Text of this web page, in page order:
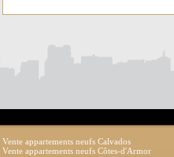
Vente appartements neufs Calvados
Vente appartements neufs Côtes-d'Armor